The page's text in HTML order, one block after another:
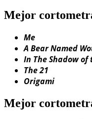
Mejor
Me
A Bear Named
In The Shadow of
The 21
Origami
Mejor